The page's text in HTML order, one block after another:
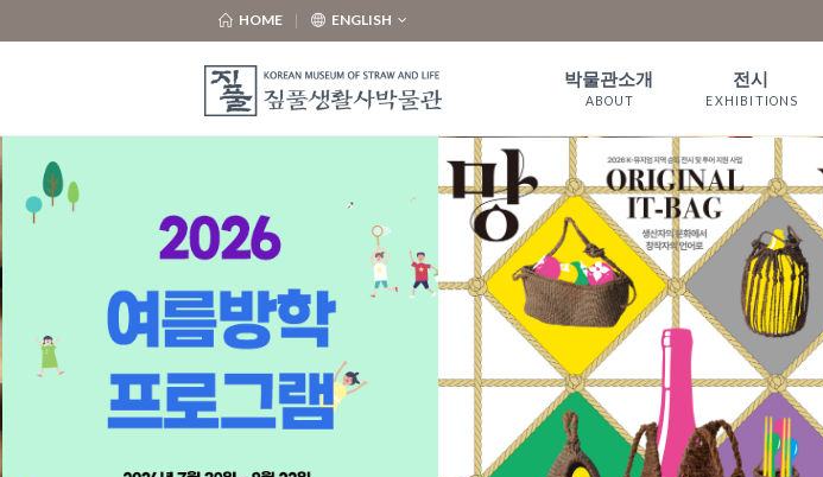
HOME ENGLISH
박물관소개
ABOUT
인사말
WELCOME
짚풀문화 이야
기
관람안내
오시는길
전시
EXHIBITIONS
상설전시
기획전시
온라인전시